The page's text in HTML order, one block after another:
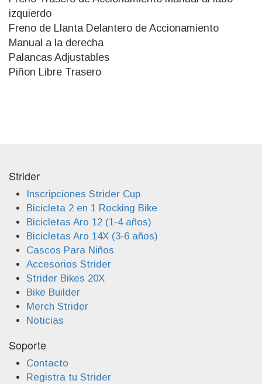
izquierdo
Freno de Llanta Delantero de Accionamiento
Manual a la derecha
Palancas Adjustables
Piñon Libre Trasero
Strider
Inscripciones Strider Cup
Bicicleta 2 en 1 Rocking Bike
Bicicletas Aro 12 (1-4 años)
Bicicletas Aro 14X (3-6 años)
Cascos Para Niños
Accesorios Strider
Strider Bikes 20X
Bike Builder
Merch Strider
Noticias
Soporte
Contacto
Registra tu Strider